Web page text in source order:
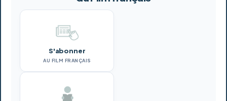
S'abonner
AU FILM FRANÇAIS